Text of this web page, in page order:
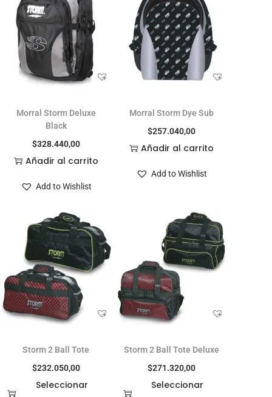
Morral Storm Deluxe
Black
$328.440,00
Añadir al carrito
Add to Wishlist
Morral Storm Dye Sub
$257.040,00
Añadir al carrito
Add to Wishlist
Storm 2 Ball Tote
$232.050,00
Seleccionar
Storm 2 Ball Tote Deluxe
$271.320,00
Seleccionar